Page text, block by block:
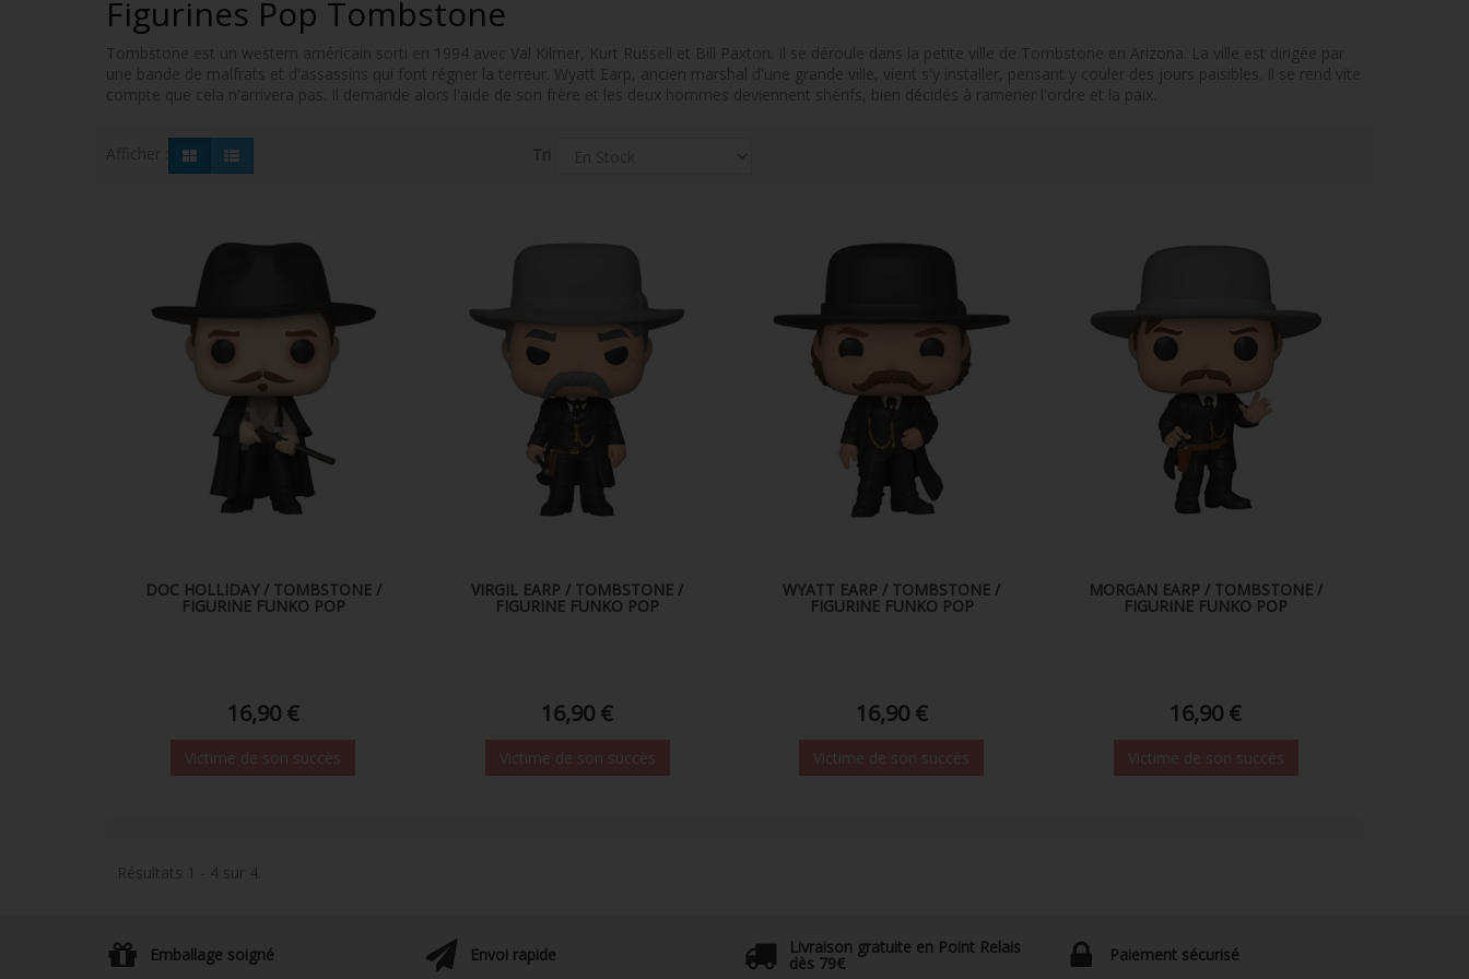
Figurines Pop Tombstone
Tombstone est un western américain sorti en 1994 avec Val Kilmer, Kurt Russell et Bill Paxton. Il se déroule dans la petite ville de Tombstone en Arizona. La ville est dirigée par
une bande de malfrats et d'assassins qui font régner la terreur. Wyatt Earp, ancien marshal d'une grande ville, vient s'y installer, pensant y couler des jours paisibles. Il se rend vite
compte que cela n'arrivera pas. Il demande alors l'aide de son frère et les deux hommes deviennent shérifs, bien décidés à ramener l'ordre et la paix.
DOC HOLLIDAY / TOMBSTONE /
FIGURINE FUNKO POP
16,90 €
VIRGIL EARP / TOMBSTONE /
FIGURINE FUNKO POP
16,90 €
WYATT EARP / TOMBSTONE /
FIGURINE FUNKO POP
16,90 €
MORGAN EARP / TOMBSTONE /
FIGURINE FUNKO POP
16,90 €
Résultats 1 - 4 sur 4.
Emballage soigné Envoi rapide Livraison gratuite en Point Relais
dès 79€ Paiement sécurisé